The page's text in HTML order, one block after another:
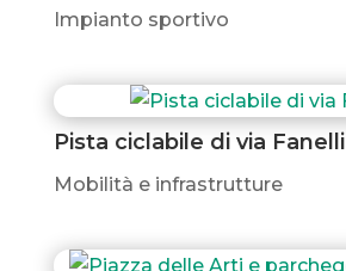
Impianto sportivo
Pista ciclabile di via Fanelli
Mobilità e infrastrutture